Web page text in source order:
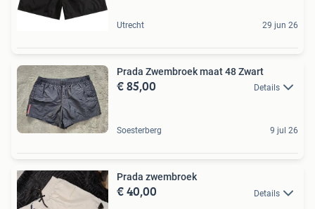
Utrecht 29 jun 26
Prada Zwembroek maat 48 Zwart
€ 85,00 Details
Soesterberg 9 jul 26
Prada zwembroek
€ 40,00 Details